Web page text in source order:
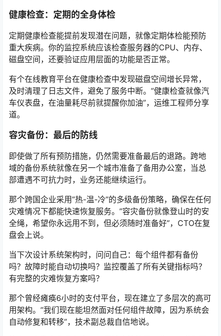
健康检查：定期的全身体检
定期健康检查能提前发现潜在问题，就像定期体检能预防
重大疾病。你的监控系统应该检查服务器的CPU、内存、
磁盘空间，还要验证应用层面的功能是否正常。
有个在线教育平台在健康检查中发现磁盘空间增长异常，
及时清理了日志文件，避免了服务中断。”健康检查就像汽
车仪表盘，在油量耗尽前就提醒你加油”，运维工程师分享
道。
容灾备份：最后的防线
即使做了所有预防措施，仍然需要准备最后的退路。跨地
域的备份系统就像在另一个城市准备了备用办公室，当总
部遭遇不可抗力时，业务还能继续运行。
那个跨国企业采用”热-温-冷”的多级备份策略，确保在任何
灾难情况下都能快速恢复服务。”容灾备份就像登山时的安
全绳，希望你永远用不到，但必须随时准备好”，CTO在复
盘会上说。
当下次设计系统架构时，问问自己：每个组件都有备份
吗？故障时能自动切换吗？监控覆盖了所有关键指标吗？
有完整的灾难恢复方案吗？
那个曾经瘫痪6小时的支付平台，现在建立了多层次的高可
用架构。”我们现在能坦然面对任何组件故障，因为系统会
自动修复和转移”，技术副总裁自信地说。